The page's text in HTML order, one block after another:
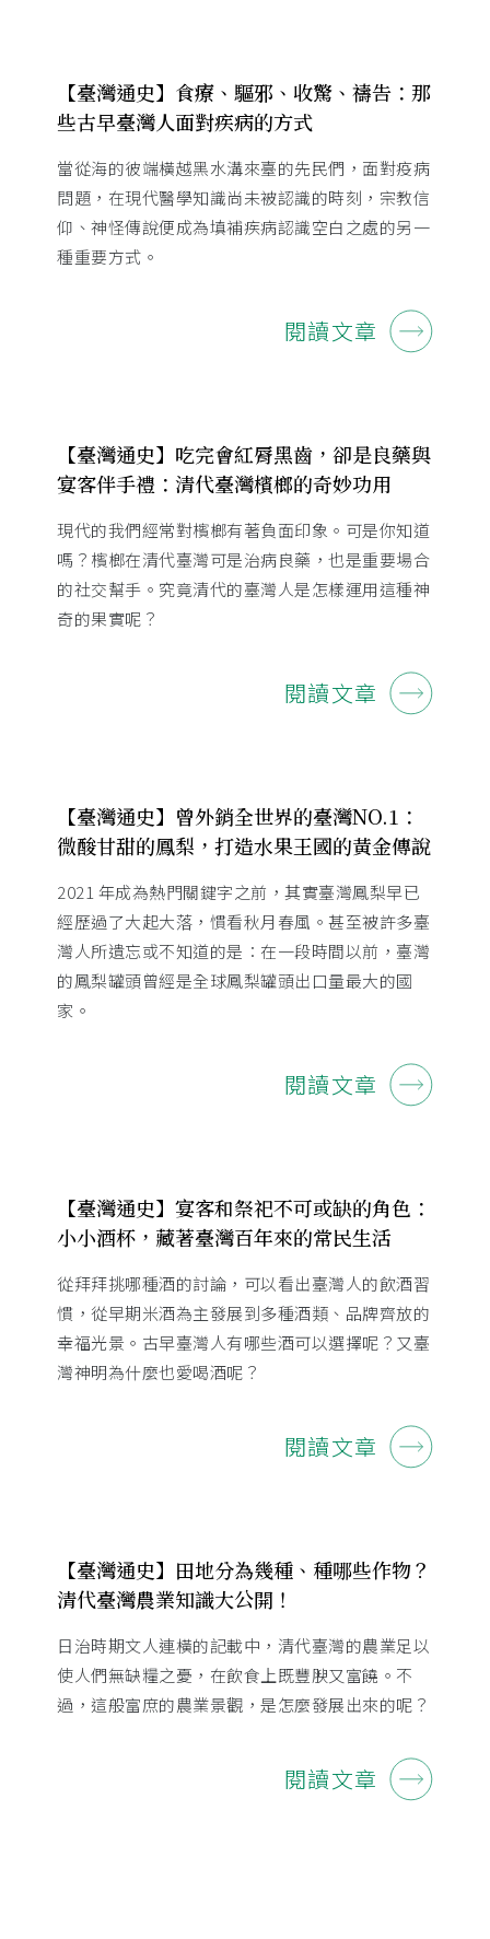
【臺灣通史】食療、驅邪、收驚、禱告：那
些古早臺灣人面對疾病的方式
當從海的彼端橫越黑水溝來臺的先民們，面對疫病
問題，在現代醫學知識尚未被認識的時刻，宗教信
仰、神怪傳說便成為填補疾病認識空白之處的另一
種重要方式。
閱讀文章
【臺灣通史】吃完會紅脣黑齒，卻是良藥與
宴客伴手禮：清代臺灣檳榔的奇妙功用
現代的我們經常對檳榔有著負面印象。可是你知道
嗎？檳榔在清代臺灣可是治病良藥，也是重要場合
的社交幫手。究竟清代的臺灣人是怎樣運用這種神
奇的果實呢？
閱讀文章
【臺灣通史】曾外銷全世界的臺灣NO.1：
微酸甘甜的鳳梨，打造水果王國的黃金傳說
2021 年成為熱門關鍵字之前，其實臺灣鳳梨早已
經歷過了大起大落，慣看秋月春風。甚至被許多臺
灣人所遺忘或不知道的是：在一段時間以前，臺灣
的鳳梨罐頭曾經是全球鳳梨罐頭出口量最大的國
家。
閱讀文章
【臺灣通史】宴客和祭祀不可或缺的角色：
小小酒杯，藏著臺灣百年來的常民生活
從拜拜挑哪種酒的討論，可以看出臺灣人的飲酒習
慣，從早期米酒為主發展到多種酒類、品牌齊放的
幸福光景。古早臺灣人有哪些酒可以選擇呢？又臺
灣神明為什麼也愛喝酒呢？
閱讀文章
【臺灣通史】田地分為幾種、種哪些作物？
清代臺灣農業知識大公開！
日治時期文人連橫的記載中，清代臺灣的農業足以
使人們無缺糧之憂，在飲食上既豐腴又富饒。不
過，這般富庶的農業景觀，是怎麼發展出來的呢？
閱讀文章